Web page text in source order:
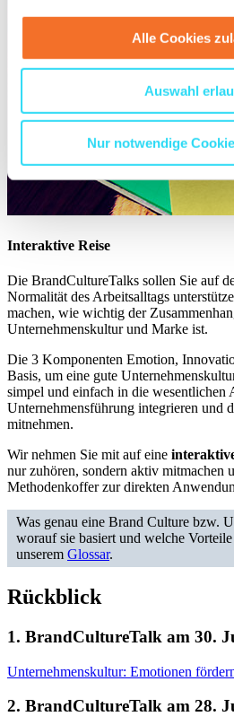
Alle Cookies
Auswahl
Nur notwendige
Interaktive Reise
Die BrandCultureTalks sollen Sie auf
Normalität des Arbeitsalltags
machen, wie wichtig der
Unternehmenskultur und Marke ist.
Die 3 Komponenten Emotion,
Basis, um eine gute
simpel und einfach in die wesentlichen
Unternehmensführung integrieren und
mitnehmen.
Wir nehmen Sie mit auf eine
nur zuhören, sondern aktiv mitmachen
Methodenkoffer zur direkten
Was genau eine Brand Culture bzw.
worauf sie basiert und welche
unserem Glossar.
Rückblick
1. BrandCultureTalk am 30.
Unternehmenskultur: Emotionen
2. BrandCultureTalk am 28.